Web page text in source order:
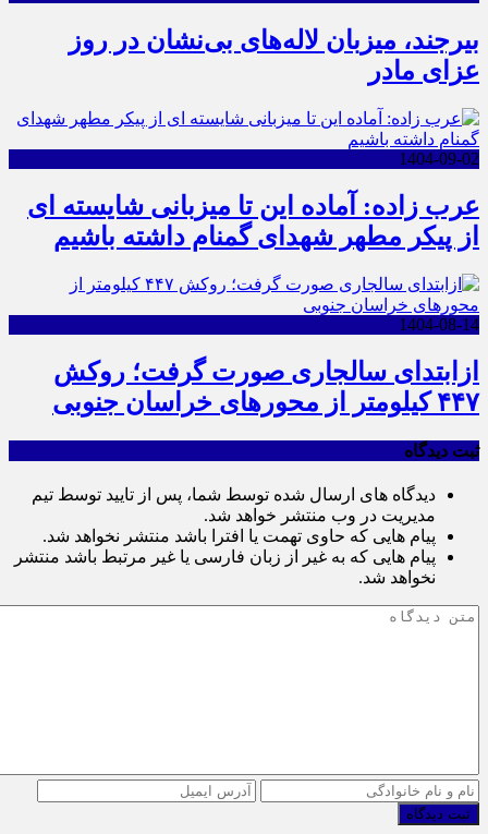
بیرجند، میزبان لاله‌های بی‌نشان در روز
عزای مادر
1404-09-02
عرب زاده: آماده این تا میزبانی شایسته ای
از پیکر مطهر شهدای گمنام داشته باشیم
1404-08-14
ازابتدای سالجاری صورت گرفت؛ روکش
۴۴۷ کیلومتر از محورهای خراسان جنوبی
ثبت دیدگاه
دیدگاه های ارسال شده توسط شما، پس از تایید توسط تیم
مدیریت در وب منتشر خواهد شد.
پیام هایی که حاوی تهمت یا افترا باشد منتشر نخواهد شد.
پیام هایی که به غیر از زبان فارسی یا غیر مرتبط باشد منتشر
نخواهد شد.
ثبت دیدگاه